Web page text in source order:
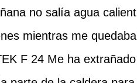
no salía agua
mientras me
F 24 Me ha